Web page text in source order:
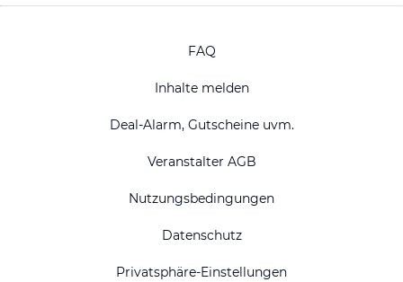
FAQ
Inhalte melden
Deal-Alarm, Gutscheine uvm.
Veranstalter AGB
Nutzungsbedingungen
Datenschutz
Privatsphäre-Einstellungen